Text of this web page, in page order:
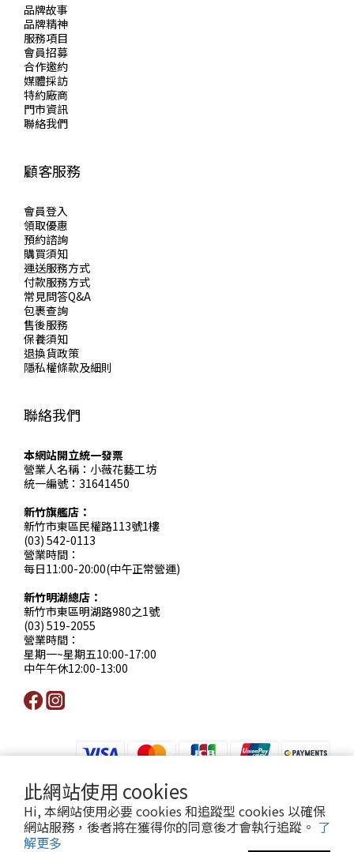
此網站使用 cookies
Hi, 本網站使用必要 cookies 和追蹤型 cookies 以確保
網站服務，後者將在獲得你的同意後才會執行追蹤。 了
解更多
品牌故事
品牌精神
服務項目
會員招募
合作邀約
媒體採訪
特約廠商
門市資訊
聯絡我們
顧客服務
會員登入
領取優惠
預約諮詢
購買須知
運送服務方式
付款服務方式
常見問答Q&A
包裹查詢
售後服務
保養須知
退換貨政策
隱私權條款及細則
聯絡我們
本網站開立統一發票
營業人名稱：小薇花藝工坊
統一編號：31641450
新竹旗艦店：
新竹市東區民權路113號1樓
(03) 542-0113
營業時間：
每日11:00-20:00(中午正常營運)
新竹明湖總店：
新竹市東區明湖路980之1號
(03) 519-2055
營業時間：
星期一~星期五10:00-17:00
中午午休12:00-13:00
提醒您，我們不會以電話或簡訊方式通知變更付款方式。